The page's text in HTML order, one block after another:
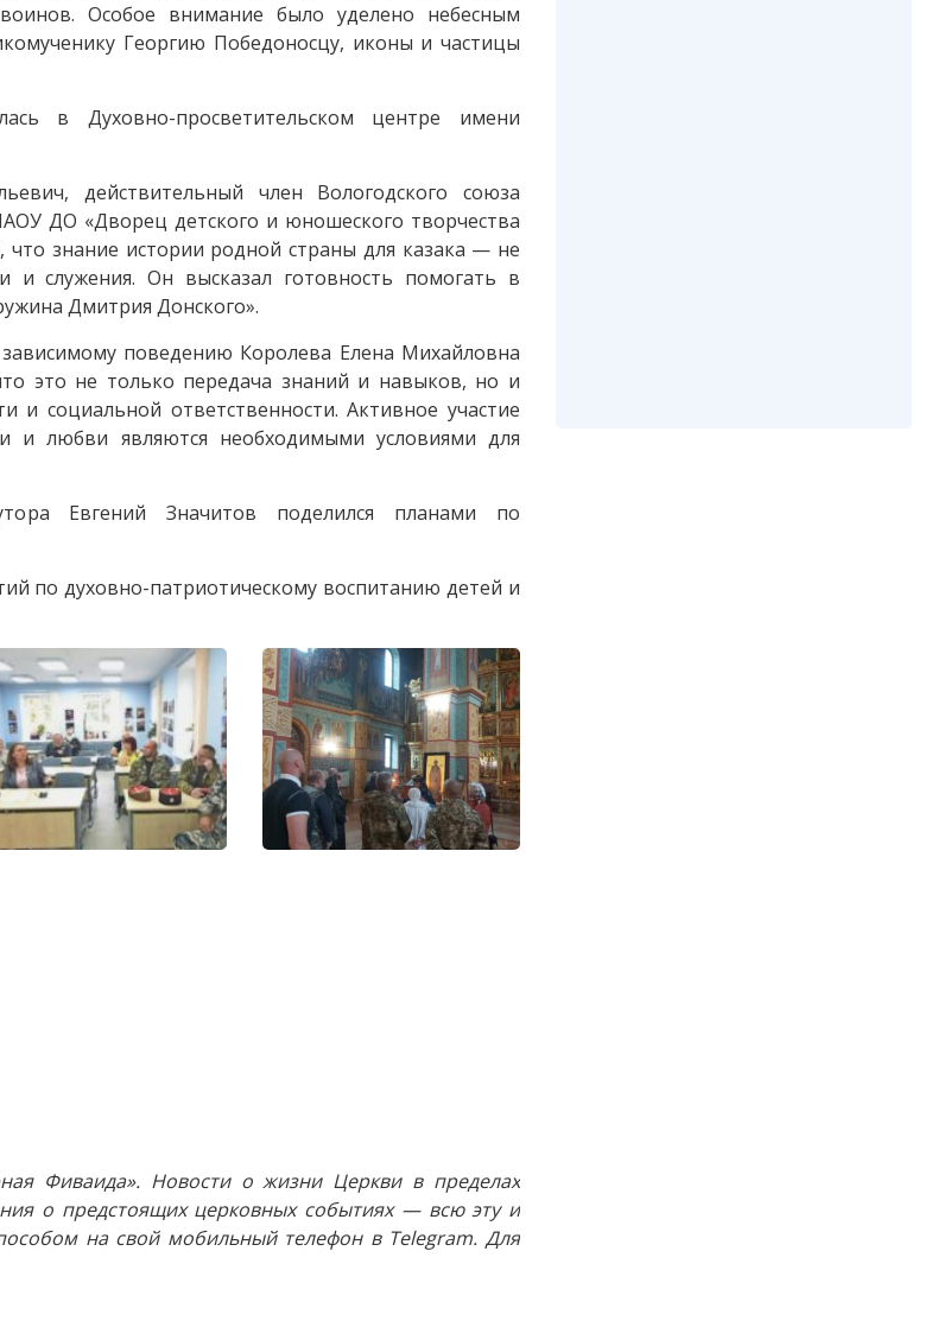
Особое внимание было уделено небесным
Георгию Победоносцу, иконы и частицы
в Духовно-просветительском центре имени
действительный член Вологодского союза
ДО «Дворец детского и юношеского творчества
знание истории родной страны для казака — не
и служения. Он высказал готовность помогать в
Дмитрия Донского».
поведению Королева Елена Михайловна
это не только передача знаний и навыков, но и
социальной ответственности. Активное участие
и любви являются необходимыми условиями для
Евгений Значитов поделился планами по
по духовно-патриотическому воспитанию детей и
Фиваида». Новости о жизни Церкви в пределах
о предстоящих церковных событиях — всю эту и
на свой мобильный телефон в Telegram. Для